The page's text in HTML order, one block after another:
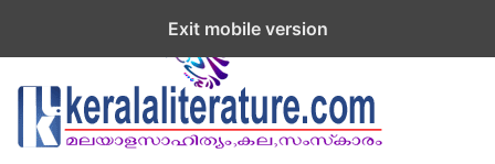
Exit mobile version